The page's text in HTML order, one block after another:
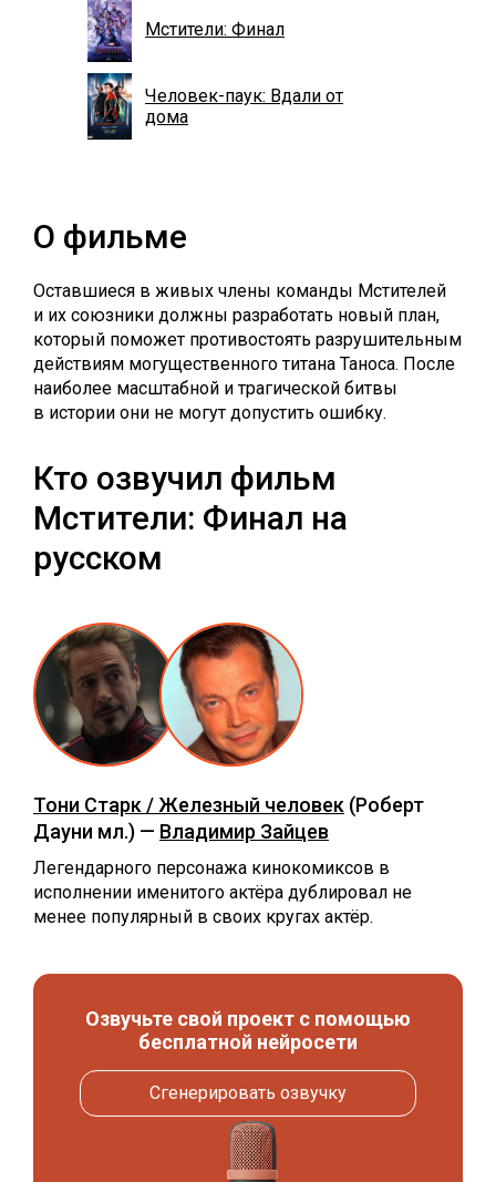
Мстители: Финал
Человек-паук: Вдали от
дома
О фильме
Оставшиеся в живых члены команды Мстителей
и их союзники должны разработать новый план,
который поможет противостоять разрушительным
действиям могущественного титана Таноса. После
наиболее масштабной и трагической битвы
в истории они не могут допустить ошибку.
Кто озвучил фильм
Мстители: Финал на
русском
Тони Старк / Железный человек (Роберт
Дауни мл.) — Владимир Зайцев
Легендарного персонажа кинокомиксов в
исполнении именитого актёра дублировал не
менее популярный в своих кругах актёр.
Озвучьте свой проект с помощью
бесплатной нейросети
Сгенерировать озвучку